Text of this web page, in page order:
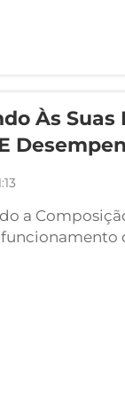
solda são
em carboneto
Às
a
(CCO) As
uma
resistentes ao